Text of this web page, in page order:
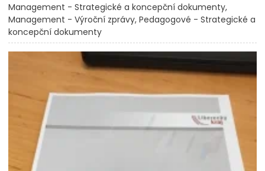
Management - Strategické a koncepční dokumenty
Management - Výroční zprávy Pedagogové - Strategické a
koncepční dokumenty